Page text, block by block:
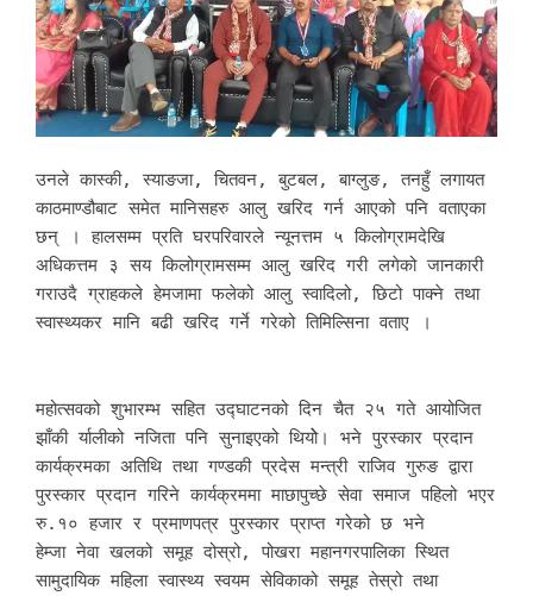
उनले कास्की, स्याङजा, चितवन, बुटबल, बाग्लुङ, तनहुँ लगायत
काठमाण्डौबाट समेत मानिसहरु आलु खरिद गर्न आएको पनि वताएका
छन् । हालसम्म प्रति घरपरिवारले न्यूनत्तम ५ किलोग्रामदेखि
अधिकत्तम ३ सय किलोग्रामसम्म आलु खरिद गरी लगेको जानकारी
गराउदै ग्राहकले हेमजामा फलेको आलु स्वादिलो, छिटो पाक्ने तथा
स्वास्थ्यकर मानि बढी खरिद गर्ने गरेको तिमिल्सिना वताए ।
महोत्सवको शुभारम्भ सहित उद्घाटनको दिन चैत २५ गते आयोजित
झाँकी र्यालीको नजिता पनि सुनाइएको थियोे। भने पुरस्कार प्रदान
कार्यक्रमका अतिथि तथा गण्डकी प्रदेस मन्त्री राजिव गुरुङ द्वारा
पुरस्कार प्रदान गरिने कार्यक्रममा माछापुच्छे सेवा समाज पहिलो भएर
रु.१० हजार र प्रमाणपत्र पुरस्कार प्राप्त गरेको छ भने
हेम्जा नेवा खलको समूह दोस्रो, पोखरा महानगरपालिका स्थित
सामुदायिक महिला स्वास्थ्य स्वयम सेविकाको समूह तेस्रो तथा